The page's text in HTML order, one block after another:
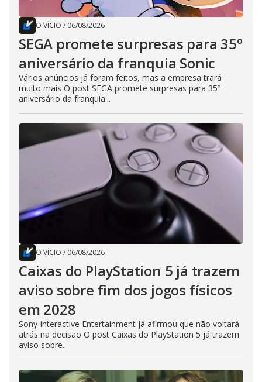
O VÍCIO / 06/08/2026
SEGA promete surpresas para 35º
aniversário da franquia Sonic
Vários anúncios já foram feitos, mas a empresa trará
muito mais O post SEGA promete surpresas para 35º
aniversário da franquia...
O VÍCIO / 06/08/2026
Caixas do PlayStation 5 já trazem
aviso sobre fim dos jogos físicos
em 2028
Sony Interactive Entertainment já afirmou que não voltará
atrás na decisão O post Caixas do PlayStation 5 já trazem
aviso sobre...